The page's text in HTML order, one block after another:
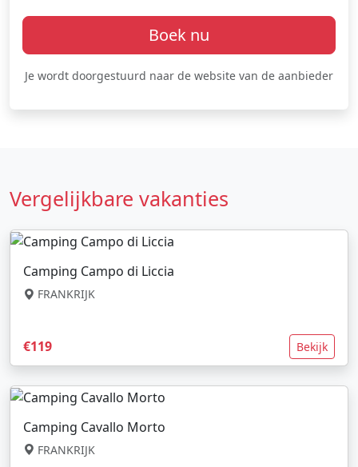
Boek nu
Je wordt doorgestuurd naar de website van de aanbieder
Vergelijkbare vakanties
Camping Campo di Liccia
FRANKRIJK
€119 Bekijk
Camping Cavallo Morto
FRANKRIJK